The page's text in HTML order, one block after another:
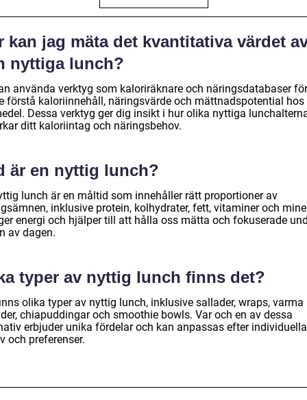
kan jag mäta det kvantitativa värdet
nyttiga lunch?
använda verktyg som kaloriräknare och näringsdatabaser
förstå kaloriinnehåll, näringsvärde och mättnadspotential
Dessa verktyg ger dig insikt i hur olika nyttiga
ditt kaloriintag och näringsbehov.
är en nyttig lunch?
lunch är en måltid som innehåller rätt proportioner av
inklusive protein, kolhydrater, fett, vitaminer och
energi och hjälper till att hålla oss mätta och fokuserade
av dagen.
typer av nyttig lunch finns det?
olika typer av nyttig lunch, inklusive sallader, wraps, varma
chiapuddingar och smoothie bowls. Var och en av dessa
erbjuder unika fördelar och kan anpassas efter individuella
och preferenser.